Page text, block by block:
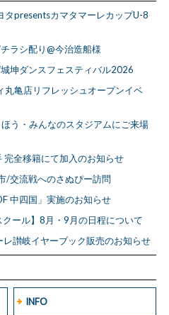
INFO
タpresentsカマタマーレカップU-8
ラシ配り@今治造船様
坤ダンスフェスティバル2026
亀店リフレッシュオープンイベ
う・みんなのスタジアムにご来場
完全移籍にて加入のお知らせ
/交流戦へのさぬぴー訪問
中四国」実施のお知らせ
クール】8月・9月の日程について
讃岐イヤーブック販売のお知らせ